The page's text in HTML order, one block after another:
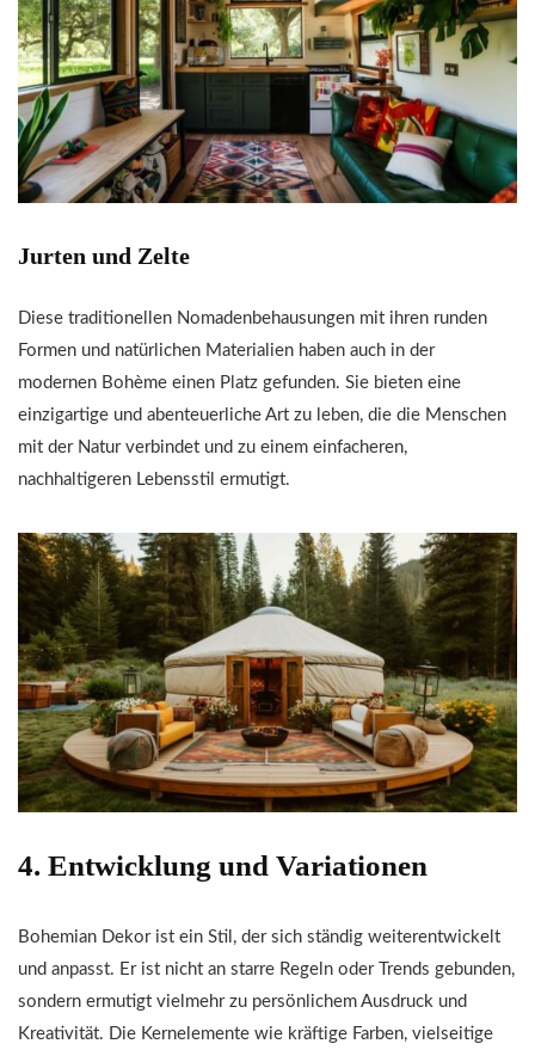
Jurten und Zelte
Diese traditionellen Nomadenbehausungen mit ihren runden
Formen und natürlichen Materialien haben auch in der
modernen Bohème einen Platz gefunden. Sie bieten eine
einzigartige und abenteuerliche Art zu leben, die die Menschen
mit der Natur verbindet und zu einem einfacheren,
nachhaltigeren Lebensstil ermutigt.
4. Entwicklung und Variationen
Bohemian Dekor ist ein Stil, der sich ständig weiterentwickelt
und anpasst. Er ist nicht an starre Regeln oder Trends gebunden,
sondern ermutigt vielmehr zu persönlichem Ausdruck und
Kreativität. Die Kernelemente wie kräftige Farben, vielseitige